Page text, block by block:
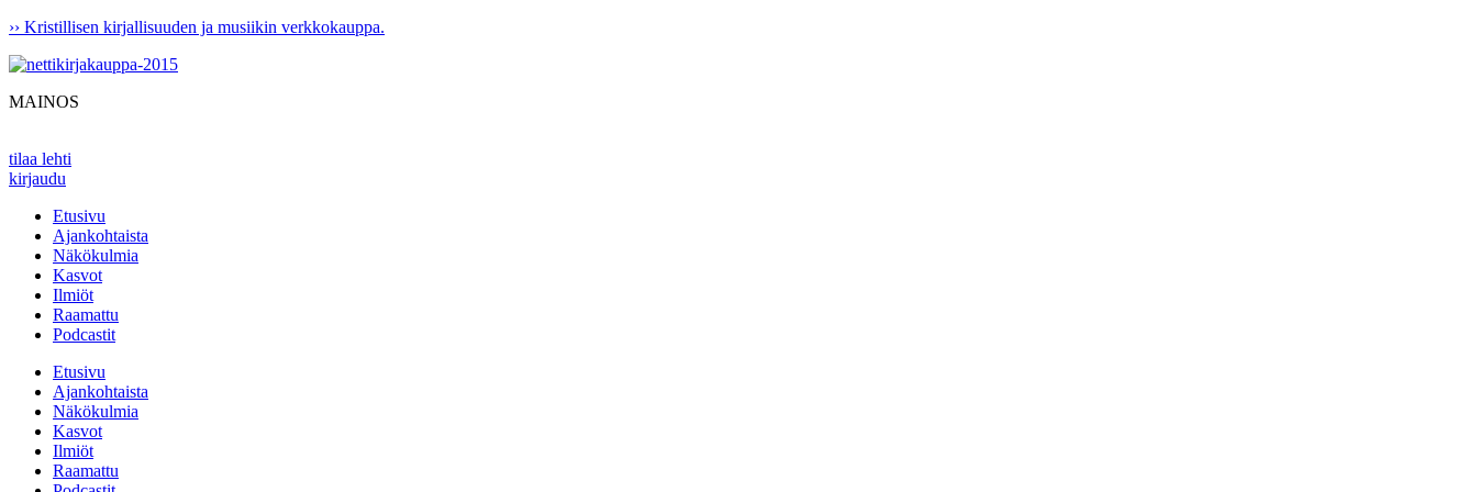
Mene
›› Kristillisen kirjallisuuden ja musiikin verkkokauppa.
MAINOS
tilaa lehti
kirjaudu
Etusivu
Ajankohtaista
Näkökulmia
Kasvot
Ilmiöt
Raamattu
Podcastit
Etusivu
Ajankohtaista
Näkökulmia
Kasvot
Ilmiöt
Raamattu